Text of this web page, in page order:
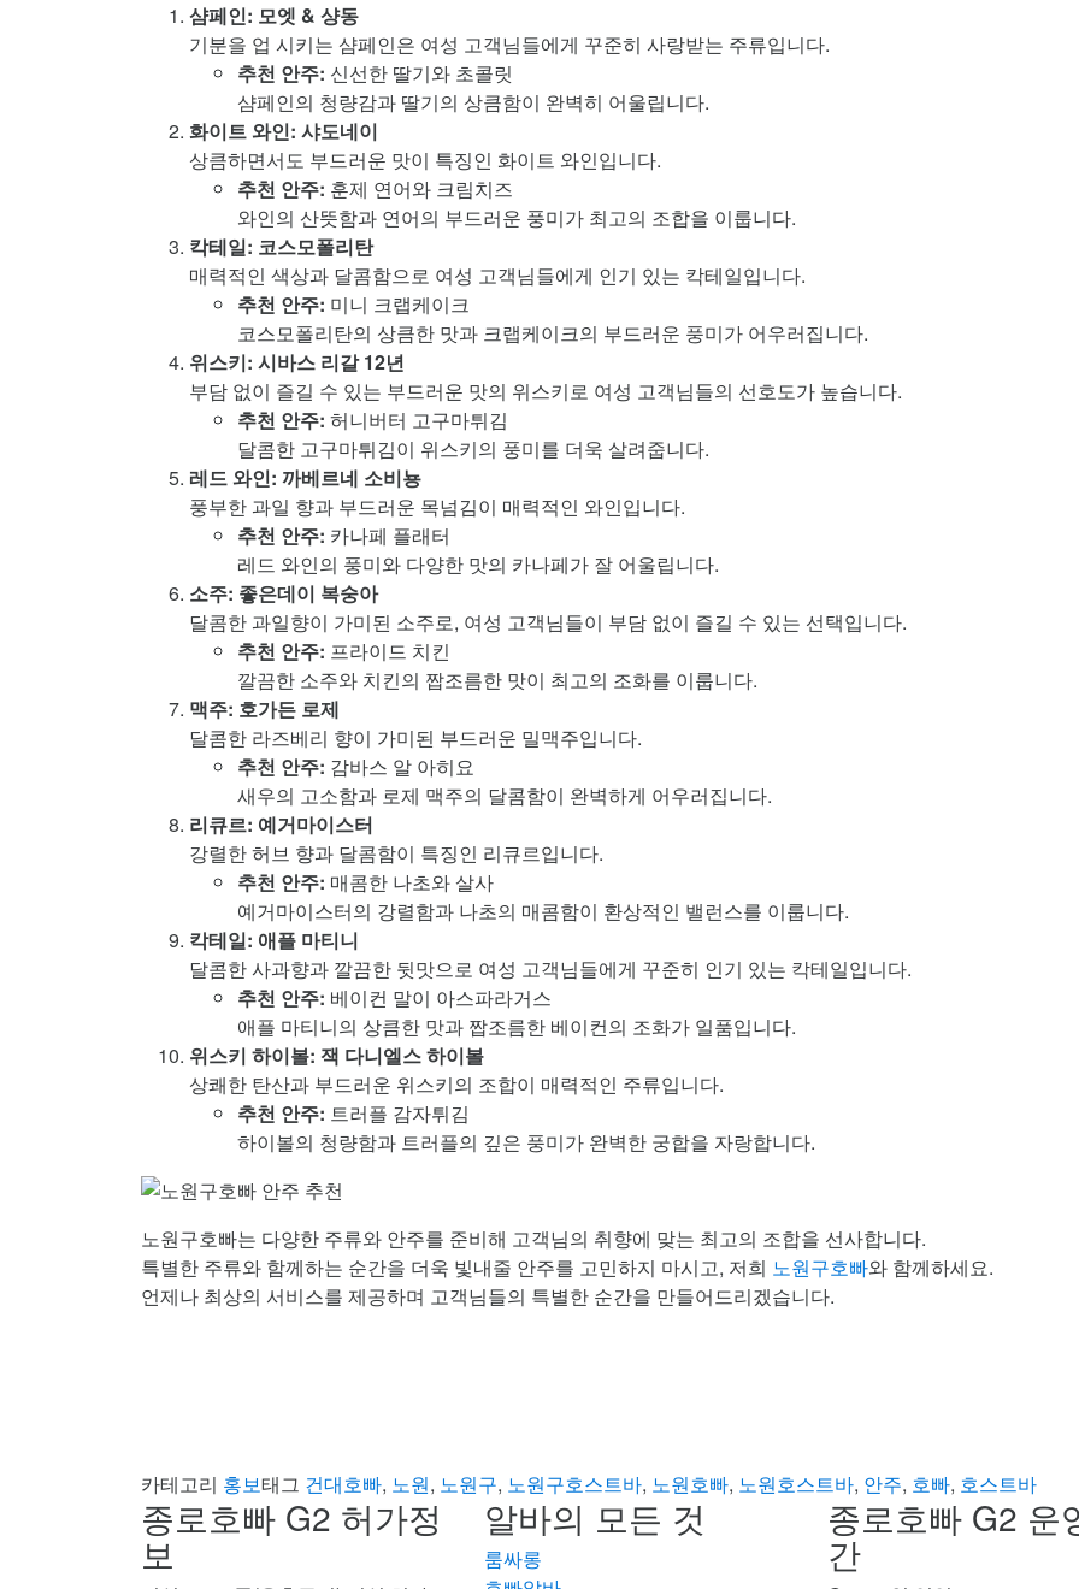
샴페인: 모엣 & 샹동
기분을 업 시키는 샴페인은 여성 고객님들에게 꾸준히 사랑받는 주류입니다.
추천 안주: 신선한 딸기와 초콜릿
샴페인의 청량감과 딸기의 상큼함이 완벽히 어울립니다.
화이트 와인: 샤도네이
상큼하면서도 부드러운 맛이 특징인 화이트 와인입니다.
추천 안주: 훈제 연어와 크림치즈
와인의 산뜻함과 연어의 부드러운 풍미가 최고의 조합을 이룹니다.
칵테일: 코스모폴리탄
매력적인 색상과 달콤함으로 여성 고객님들에게 인기 있는 칵테일입니다.
추천 안주: 미니 크랩케이크
코스모폴리탄의 상큼한 맛과 크랩케이크의 부드러운 풍미가 어우러집니다.
위스키: 시바스 리갈 12년
부담 없이 즐길 수 있는 부드러운 맛의 위스키로 여성 고객님들의 선호도가 높습니다.
추천 안주: 허니버터 고구마튀김
달콤한 고구마튀김이 위스키의 풍미를 더욱 살려줍니다.
레드 와인: 까베르네 소비뇽
풍부한 과일 향과 부드러운 목넘김이 매력적인 와인입니다.
추천 안주: 카나페 플래터
레드 와인의 풍미와 다양한 맛의 카나페가 잘 어울립니다.
소주: 좋은데이 복숭아
달콤한 과일향이 가미된 소주로, 여성 고객님들이 부담 없이 즐길 수 있는 선택입니다.
추천 안주: 프라이드 치킨
깔끔한 소주와 치킨의 짭조름한 맛이 최고의 조화를 이룹니다.
맥주: 호가든 로제
달콤한 라즈베리 향이 가미된 부드러운 밀맥주입니다.
추천 안주: 감바스 알 아히요
새우의 고소함과 로제 맥주의 달콤함이 완벽하게 어우러집니다.
리큐르: 예거마이스터
강렬한 허브 향과 달콤함이 특징인 리큐르입니다.
추천 안주: 매콤한 나초와 살사
예거마이스터의 강렬함과 나초의 매콤함이 환상적인 밸런스를 이룹니다.
칵테일: 애플 마티니
달콤한 사과향과 깔끔한 뒷맛으로 여성 고객님들에게 꾸준히 인기 있는 칵테일입니다.
추천 안주: 베이컨 말이 아스파라거스
애플 마티니의 상큼한 맛과 짭조름한 베이컨의 조화가 일품입니다.
위스키 하이볼: 잭 다니엘스 하이볼
상쾌한 탄산과 부드러운 위스키의 조합이 매력적인 주류입니다.
추천 안주: 트러플 감자튀김
하이볼의 청량함과 트러플의 깊은 풍미가 완벽한 궁합을 자랑합니다.
노원구호빠는 다양한 주류와 안주를 준비해 고객님의 취향에 맞는 최고의 조합을 선사합니다.
특별한 주류와 함께하는 순간을 더욱 빛내줄 안주를 고민하지 마시고, 저희 노원구호빠와 함께하세요.
언제나 최상의 서비스를 제공하며 고객님들의 특별한 순간을 만들어드리겠습니다.
카테고리 홍보태그 건대호빠, 노원, 노원구, 노원구호스트바, 노원호빠, 노원호스트바, 안주, 호빠, 호스트바
종로호빠 G2 허가정
보
알바의 모든 것
룸싸롱
종로호빠 G2 운
간